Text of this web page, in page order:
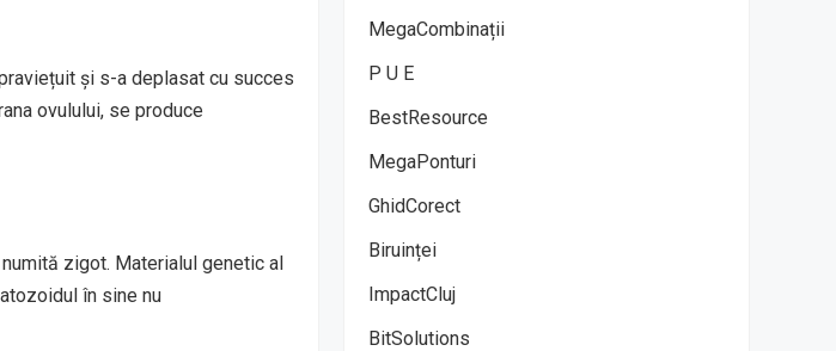
și s-a deplasat cu succes
ovulului, se produce
zigot. Materialul genetic al
în sine nu
MegaCombinații
P U E
BestResource
MegaPonturi
GhidCorect
Biruinței
ImpactCluj
BitSolutions